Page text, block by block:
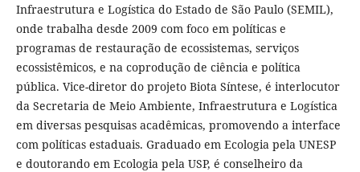
Infraestrutura e Logística do Estado de São Paulo (SEMIL),
onde trabalha desde 2009 com foco em políticas e
programas de restauração de ecossistemas, serviços
ecossistêmicos, e na coprodução de ciência e política
pública. Vice-diretor do projeto Biota Síntese, é interlocutor
da Secretaria de Meio Ambiente, Infraestrutura e Logística
em diversas pesquisas acadêmicas, promovendo a interface
com políticas estaduais. Graduado em Ecologia pela UNESP
e doutorando em Ecologia pela USP, é conselheiro da